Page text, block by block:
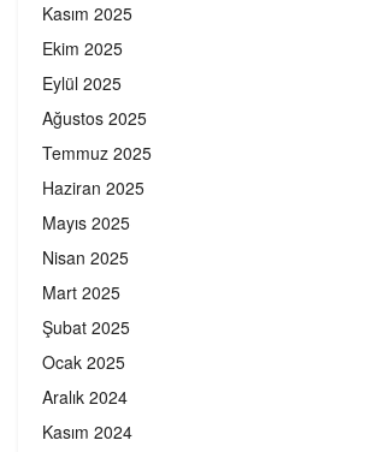
Kasım 2025
Ekim 2025
Eylül 2025
Ağustos 2025
Temmuz 2025
Haziran 2025
Mayıs 2025
Nisan 2025
Mart 2025
Şubat 2025
Ocak 2025
Aralık 2024
Kasım 2024